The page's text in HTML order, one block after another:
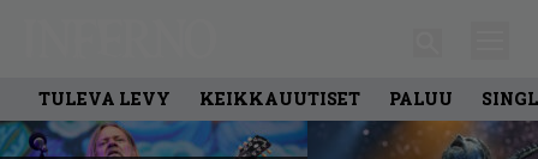
TULEVA LEVY KEIKKAUUTISET PALUU